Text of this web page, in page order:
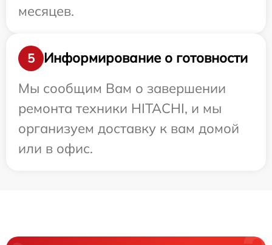
месяцев.
5
Информирование о готовности
Мы сообщим Вам о завершении
ремонта техники HITACHI, и мы
организуем доставку к вам домой
или в офис.